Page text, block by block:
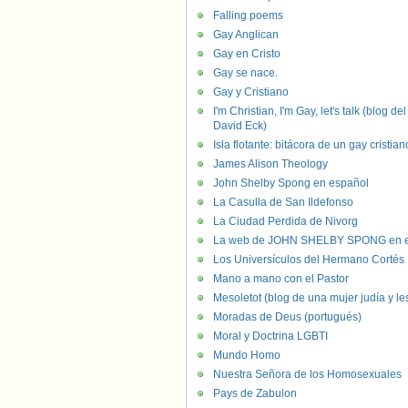
Falling poems
Gay Anglican
Gay en Cristo
Gay se nace.
Gay y Cristiano
I'm Christian, I'm Gay, let's talk (blog del
David Eck)
Isla flotante: bitácora de un gay
James Alison Theology
John Shelby Spong en español
La Casulla de San Ildefonso
La Ciudad Perdida de Nivorg
La web de JOHN SHELBY SPONG en
Los Universículos del Hermano Cortés
Mano a mano con el Pastor
Mesoletot (blog de una mujer judía y
Moradas de Deus (portugués)
Moral y Doctrina LGBTI
Mundo Homo
Nuestra Señora de los Homosexuales
Pays de Zabulon